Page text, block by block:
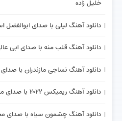
خلیل زاده
دانلود آهنگ لیلی با صدای ابوالفضل
دانلود آهنگ قلب منه با صدای ابی
دانلود آهنگ نساجی مازندران با
دانلود آهنگ ریمیکس ۲۰۲۲ با صدای مجید احمدی
دانلود آهنگ چشمون سیاه با صدای